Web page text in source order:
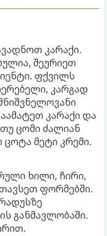
კარაქი.
შეურიეთ
ფქვილს
კარგად
კარაქი და
ცომი ძალიან
მეტი კრემი.
ხილი, ჩირი,
ფორმებში.
განმავლობაში.